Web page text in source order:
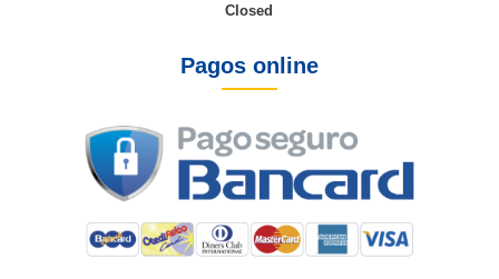
Closed
Pagos online